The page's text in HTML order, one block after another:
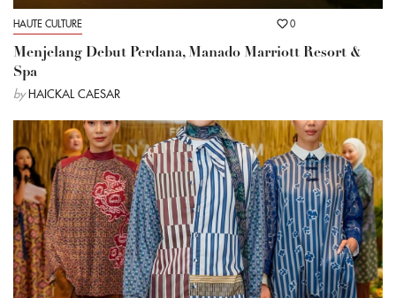
HAUTE CULTURE 0
Menjelang Debut Perdana, Manado Marriott Resort &
Spa
by HAICKAL CAESAR